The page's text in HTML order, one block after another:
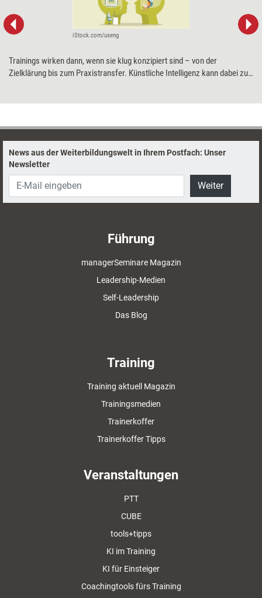
iStock.com/useng
Trainings wirken dann, wenn sie klug konzipiert sind – von der
Zielklärung bis zum Praxistransfer. Künstliche Intelligenz kann dabei zur
News aus der Weiterbildungswelt in Ihrem Postfach: Unser
Newsletter
Weiter
Führung
managerSeminare Magazin
Leadership-Medien
Self-Leadership
Das Blog
Training
Training aktuell Magazin
Trainingsmedien
Trainerkoffer
Trainerkoffer Tipps
Veranstaltungen
PTT
CUBE
tools+tipps
KI im Training
KI für Einsteiger
Coachingtools fürs Training